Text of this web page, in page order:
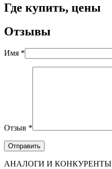
Где купить, цены
Отзывы
Имя *
Отзыв *
АНАЛОГИ И КОНКУРЕНТЫ